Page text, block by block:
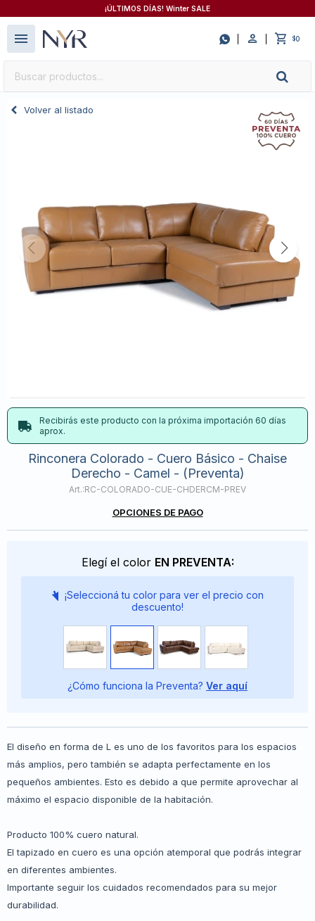
¡ÚLTIMOS DÍAS! Winter SALE
 $0
menu
Volver al listado
Recibirás este producto con la próxima importación 60 días
aprox.
Rinconera Colorado - Cuero Básico - Chaise
Derecho - Camel - (Preventa)
RC-COLORADO-CUE-CHDERCM-PREV
OPCIONES DE PAGO
Elegí el color EN PREVENTA:
¡Seleccioná tu color para ver el precio con
descuento!
¿Cómo funciona la Preventa? Ver aquí
El diseño en forma de L es uno de los favoritos para los espacios
más amplios, pero también se adapta perfectamente en los
pequeños ambientes. Esto es debido a que permite aprovechar al
máximo el espacio disponible de la habitación.
Producto 100% cuero natural.
El tapizado en cuero es una opción atemporal que podrás integrar
en diferentes ambientes.
Importante seguir los cuidados recomendados para su mejor
durabilidad.
close